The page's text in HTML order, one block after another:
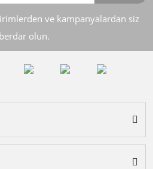
ve kampanyalardan siz
olun.